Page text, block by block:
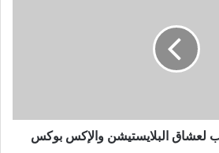
لعشاق البلايستيشن والإكس بوكس